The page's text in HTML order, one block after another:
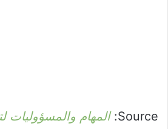
Source: المهام والمسؤوليات